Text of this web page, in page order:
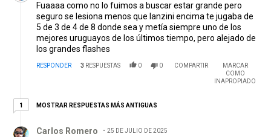
Fuaaaa como no lo fuimos a buscar estar grande pero
seguro se lesiona menos que lanzini encima te jugaba de
5 de 3 de 4 de 8 donde sea y metía siempre uno de los
mejores uruguayos de los últimos tiempo, pero alejado de
los grandes flashes
RESPONDER 3 RESPUESTAS 0 0 COMPARTIR
MARCAR
COMO
INAPROPIADO
11 respuesta más antiguas
MOSTRAR RESPUESTAS MÁS ANTIGUAS
Carlos Romero
25 DE JULIO DE 2025